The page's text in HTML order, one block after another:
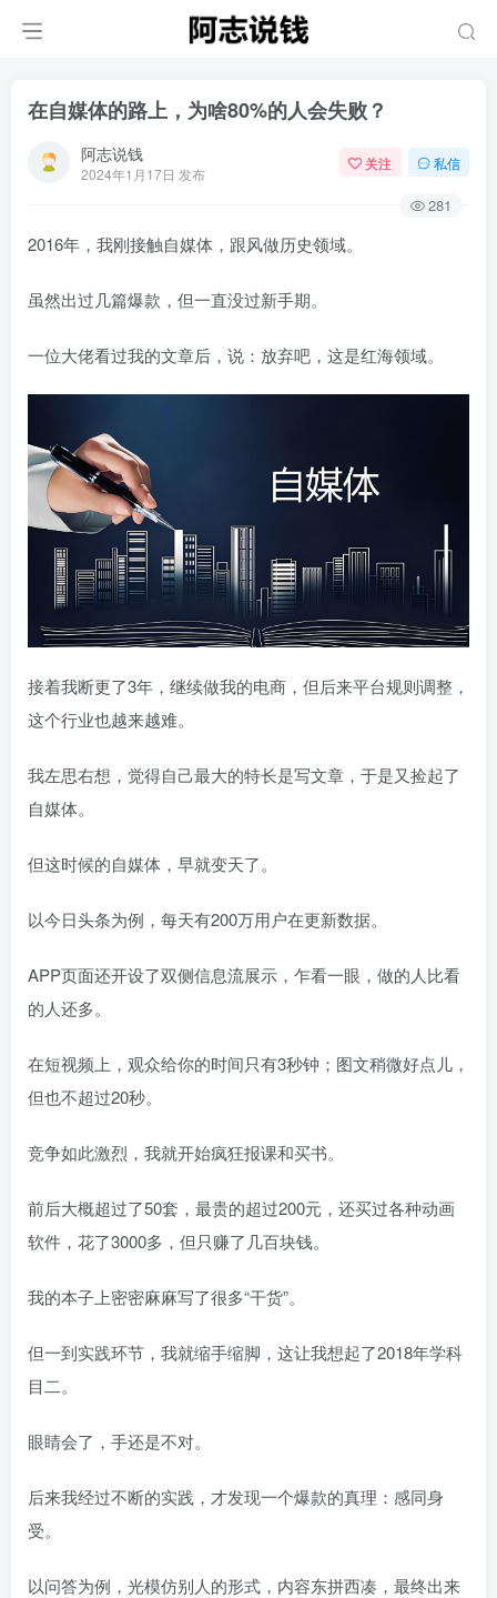
在自媒体的路上，为啥80%的人会失败？
阿志说钱
2024年1月17日 发布
关注 私信
281
2016年，我刚接触自媒体，跟风做历史领域。
虽然出过几篇爆款，但一直没过新手期。
一位大佬看过我的文章后，说：放弃吧，这是红海领域。
接着我断更了3年，继续做我的电商，但后来平台规则调整，
这个行业也越来越难。
我左思右想，觉得自己最大的特长是写文章，于是又捡起了
自媒体。
但这时候的自媒体，早就变天了。
以今日头条为例，每天有200万用户在更新数据。
APP页面还开设了双侧信息流展示，乍看一眼，做的人比看
的人还多。
在短视频上，观众给你的时间只有3秒钟；图文稍微好点儿，
但也不超过20秒。
竞争如此激烈，我就开始疯狂报课和买书。
前后大概超过了50套，最贵的超过200元，还买过各种动画
软件，花了3000多，但只赚了几百块钱。
我的本子上密密麻麻写了很多“干货”。
但一到实践环节，我就缩手缩脚，这让我想起了2018年学科
目二。
眼睛会了，手还是不对。
后来我经过不断的实践，才发现一个爆款的真理：感同身
受。
以问答为例，光模仿别人的形式，内容东拼西凑，最终出来